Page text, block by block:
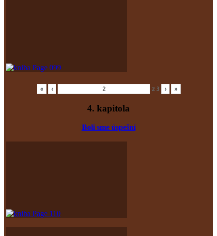
« ‹ z 3 › »
4. kapitola
Boli sme úspešní